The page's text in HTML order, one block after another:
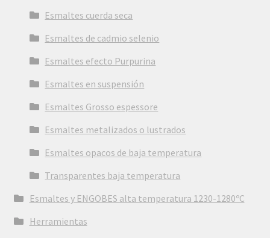
Esmaltes cuerda seca
Esmaltes de cadmio selenio
Esmaltes efecto Purpurina
Esmaltes en suspensión
Esmaltes Grosso espessore
Esmaltes metalizados o lustrados
Esmaltes opacos de baja temperatura
Transparentes baja temperatura
Esmaltes y ENGOBES alta temperatura 1230-1280ºC
Herramientas